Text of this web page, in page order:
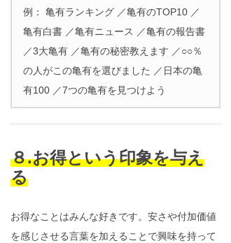
例： 亀有ランキング ／亀有のTOP10 ／
亀有白書 ／亀有ニュース ／亀有の報告書
／3大亀有 ／亀有の秘密教えます ／○○％
の人がこの亀有を選びました ／日本の亀
有100 ／7つの亀有を見つけよう
８.お得という印象を与え
る
お得なことはみんな好きです。安さや付加価値
を感じさせる言葉を加えることで興味を持って